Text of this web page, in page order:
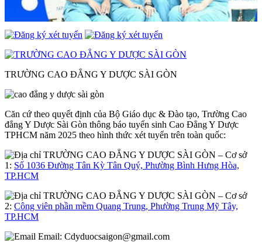
TRƯỜNG CAO ĐẲNG Y DƯỢC SÀI GÒN
Căn cứ theo quyết định của Bộ Giáo dục & Đào tạo, Trường Cao
đẳng Y Dược Sài Gòn thông báo tuyển sinh Cao Đẳng Y Dược
TPHCM năm 2025 theo hình thức xét tuyển trên toàn quốc:
– Cơ sở
1: Số 1036 Đường Tân Kỳ Tân Quý, Phường Bình Hưng Hòa,
TP.HCM
– Cơ sở
2: Công viên phần mềm Quang Trung, Phường Trung Mỹ Tây,
TP.HCM
Email: Cdyduocsaigon@gmail.com